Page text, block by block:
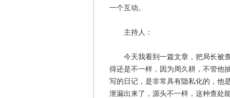
一个互动。
主持人：
今天我看到一篇文章，把局长被查
得还是不一样，因为周久耕，不管他
写的日记，是非常具有隐私化的，他
泄漏出来了，源头不一样，这种查处